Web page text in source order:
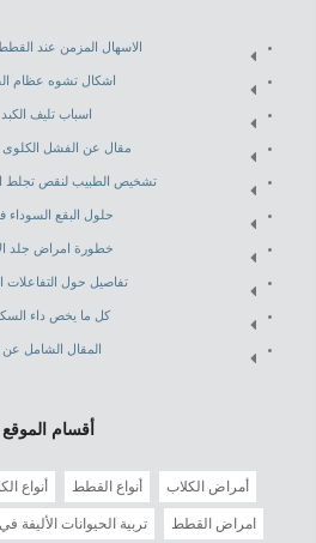
الاسهال المزمن عند
اشكال تشوه عظام
اسباب تليف
مقال عن الفشل الكلوى
تشخيص الطبيب لنقص تجلط
حلول البقع
خطورة امراض جلد
تفاصيل حول التفاعلات
كل ما يخص داء
المقال الشامل عن
أقسام الموقع
أمراض الكلاب أنواع القطط أنواع
امراض القطط تربية الحيوانات الأليفة